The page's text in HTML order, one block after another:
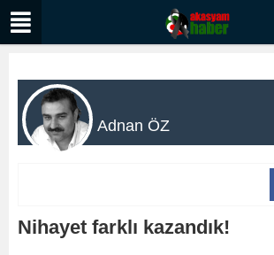
Adnan ÖZ
Nihayet farklı kazandık!